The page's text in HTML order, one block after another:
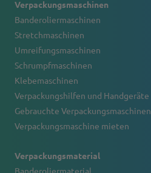
Verpackungsmaschinen
Banderoliermaschinen
Stretchmaschinen
Umreifungsmaschinen
Schrumpfmaschinen
Klebemaschinen
Verpackungshilfen und Handgeräte
Gebrauchte Verpackungsmaschinen
Verpackungsmaschine mieten
Verpackungsmaterial
Banderoliermaterial